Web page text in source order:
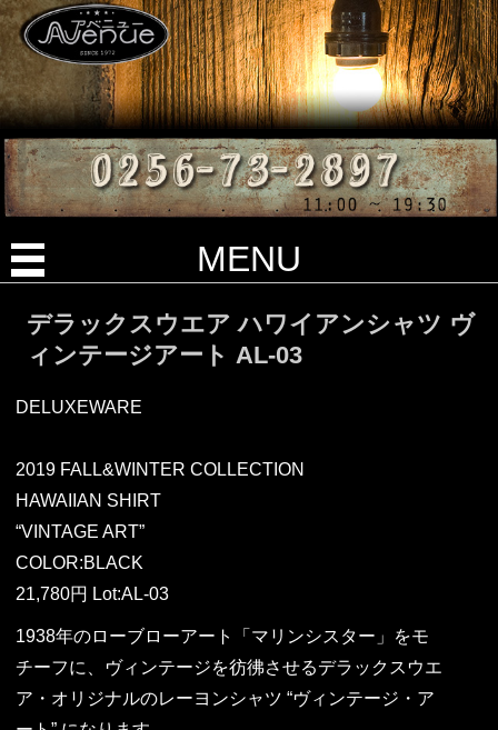
MENU
デラックスウエア ハワイアンシャツ ヴ
ィンテージアート AL-03
DELUXEWARE
2019 FALL&WINTER COLLECTION
HAWAIIAN SHIRT
“VINTAGE ART”
COLOR:BLACK
21,780円 Lot:AL-03
1938年のローブローアート「マリンシスター」をモ
チーフに、ヴィンテージを彷彿させるデラックスウエ
ア・オリジナルのレーヨンシャツ “ヴィンテージ・ア